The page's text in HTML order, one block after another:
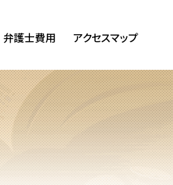
弁護士費用 アクセスマップ